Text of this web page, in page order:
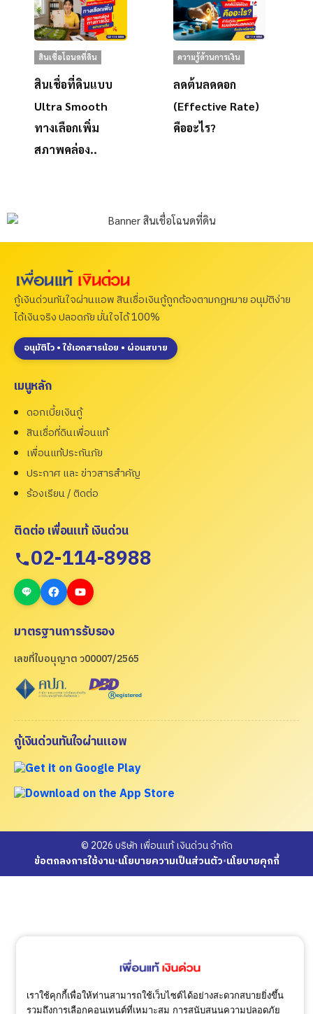
สินเชื่อโฉนดที่ดิน
สินเชื่อที่ดินแบบ
Ultra Smooth
ทางเลือกเพิ่ม
สภาพคล่อง..
ความรู้ด้านการเงิน
ลดต้นลดดอก
(Effective Rate)
คืออะไร?
กู้เงินด่วนทันใจผ่านแอพ สินเชื่อเงินกู้ถูกต้องตามกฎหมาย อนุมัติง่าย
ได้เงินจริง ปลอดภัย มั่นใจได้ 100%
อนุมัติไว • ใช้เอกสารน้อย • ผ่อนสบาย
เมนูหลัก
ดอกเบี้ยเงินกู้
สินเชื่อที่ดินเพื่อนแท้
เพื่อนแท้ประกันภัย
ประกาศ และ ข่าวสารสำคัญ
ร้องเรียน / ติดต่อ
ติดต่อ เพื่อนแท้ เงินด่วน
02-114-8988
มาตรฐานการรับรอง
เลขที่ใบอนุญาต ว00007/2565
กู้เงินด่วนทันใจผ่านแอพ
© 2026 บริษัท เพื่อนแท้ เงินด่วน จำกัด
ข้อตกลงการใช้งาน•นโยบายความเป็นส่วนตัว•นโยบายคุกกี้
เราใช้คุกกี้เพื่อให้ท่านสามารถใช้เว็บไซต์ได้อย่างสะดวกสบายยิ่งขึ้น
รวมถึงการเลือกคอนเทนต์ที่เหมาะสม การสนับสนุนความปลอดภัย